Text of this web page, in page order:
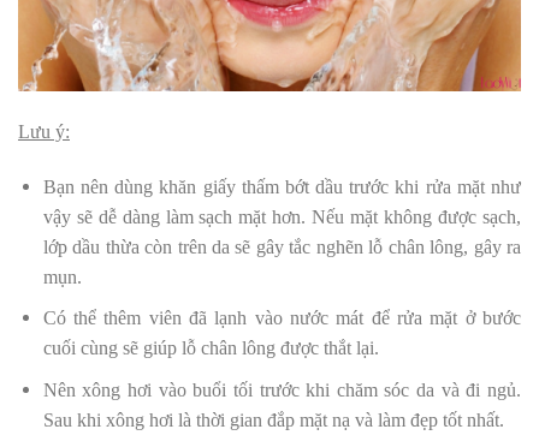
Lưu ý:
Bạn nên dùng khăn giấy thấm bớt dầu trước khi rửa mặt như
vậy sẽ dễ dàng làm sạch mặt hơn. Nếu mặt không được sạch,
lớp dầu thừa còn trên da sẽ gây tắc nghẽn lỗ chân lông, gây ra
mụn.
Có thể thêm viên đã lạnh vào nước mát để rửa mặt ở bước
cuối cùng sẽ giúp lỗ chân lông được thắt lại.
Nên xông hơi vào buổi tối trước khi chăm sóc da và đi ngủ.
Sau khi xông hơi là thời gian đắp mặt nạ và làm đẹp tốt nhất.